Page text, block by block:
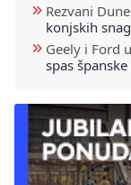
Rezvani Dune
konjskih
Geely i Ford
spas